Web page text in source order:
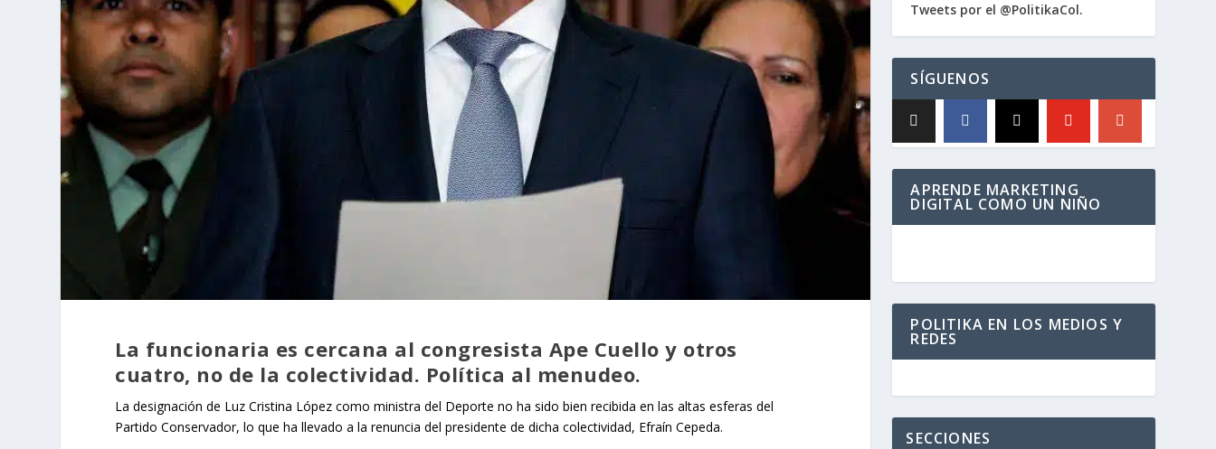
La funcionaria es cercana al congresista Ape Cuello y otros
cuatro, no de la colectividad. Política al menudeo.
La designación de Luz Cristina López como ministra del Deporte no ha sido bien recibida en las altas esferas del
Partido Conservador, lo que ha llevado a la renuncia del presidente de dicha colectividad, Efraín Cepeda.
Tweets por el @PolitikaCol.
SÍGUENOS
APRENDE MARKETING
DIGITAL COMO UN NIÑO
POLITIKA EN LOS MEDIOS Y
REDES
SECCIONES